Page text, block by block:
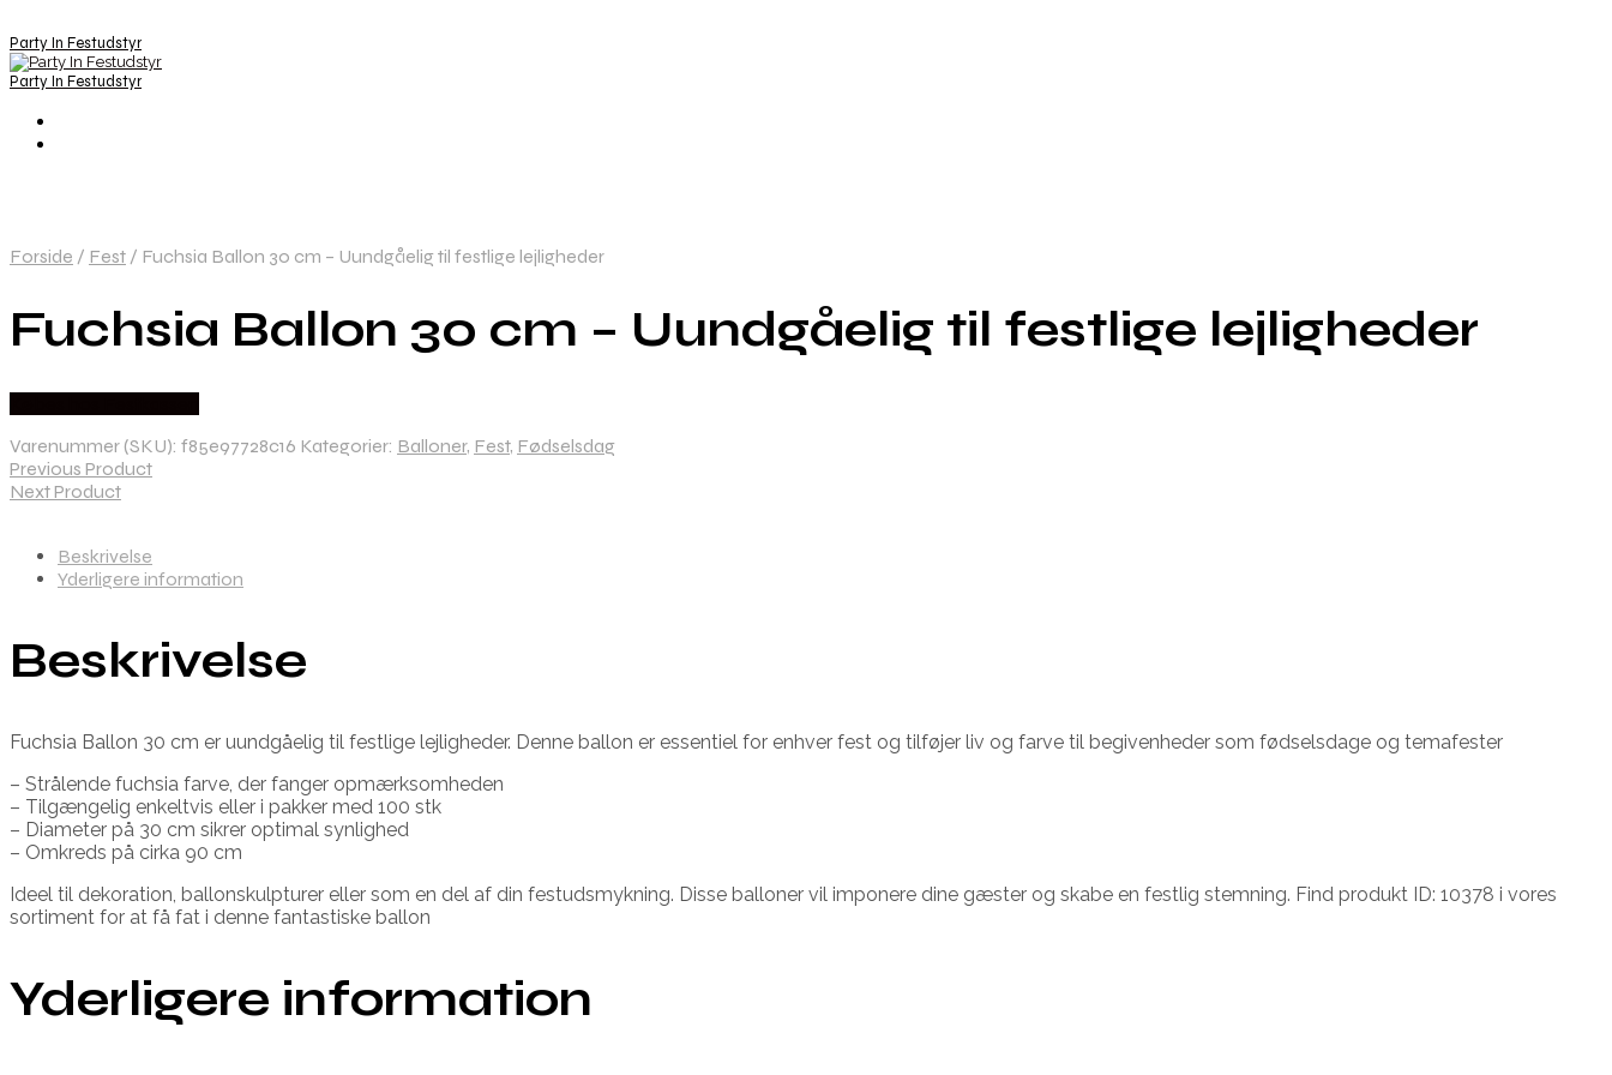
Party In Festudstyr
Party In Festudstyr
Forside / Fest / Fuchsia Ballon 30 cm – Uundgåelig til festlige lejligheder
Fuchsia Ballon 30 cm – Uundgåelig til festlige lejligheder
Varenummer (SKU): f85e97728c16 Kategorier: Balloner, Fest, Fødselsdag
Previous Product
Next Product
Beskrivelse
Yderligere information
Beskrivelse
Fuchsia Ballon 30 cm er uundgåelig til festlige lejligheder. Denne ballon er essentiel for enhver fest og tilføjer liv og farve til begivenheder som fødselsdage og temafester
– Strålende fuchsia farve, der fanger opmærksomheden
– Tilgængelig enkeltvis eller i pakker med 100 stk
– Diameter på 30 cm sikrer optimal synlighed
– Omkreds på cirka 90 cm
Ideel til dekoration, ballonskulpturer eller som en del af din festudsmykning. Disse balloner vil imponere dine gæster og skabe en festlig stemning. Find produkt ID: 10378 i vores
sortiment for at få fat i denne fantastiske ballon
Yderligere information